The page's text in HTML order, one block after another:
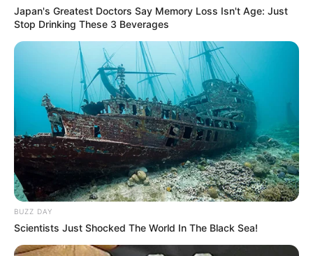
Japan's Greatest Doctors Say Memory Loss Isn't Age: Just
Stop Drinking These 3 Beverages
BUZZ DAY
Scientists Just Shocked The World In The Black Sea!